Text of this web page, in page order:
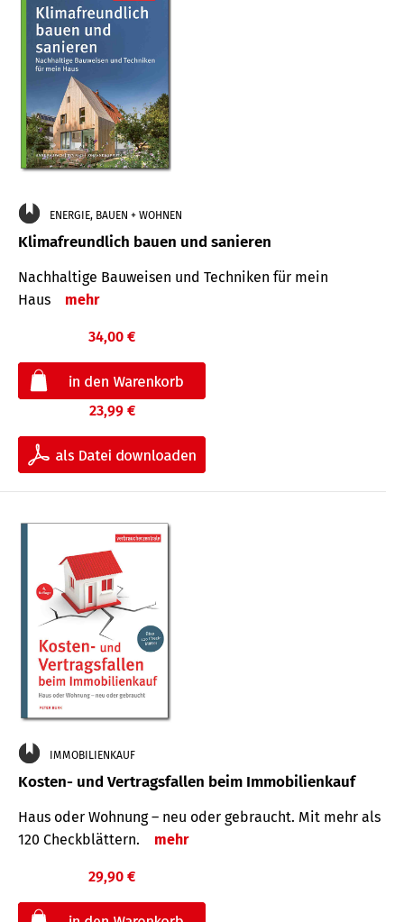
ENERGIE, BAUEN + WOHNEN
Klimafreundlich bauen und sanieren
Nachhaltige Bauweisen und Techniken für mein
Haus
mehr
34,00 €
23,99 €
IMMOBILIENKAUF
Kosten- und Vertragsfallen beim Immobilienkauf
Haus oder Wohnung – neu oder gebraucht. Mit mehr als
120 Check­blättern.
mehr
29,90 €